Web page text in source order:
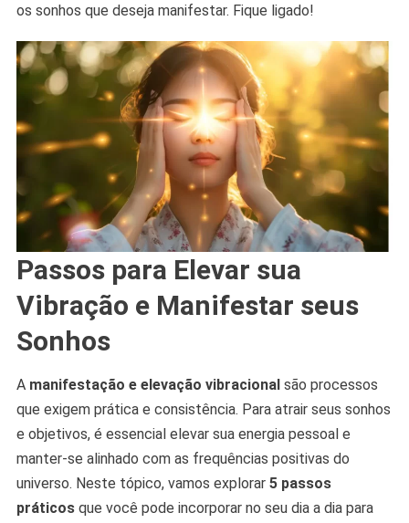
os sonhos que deseja manifestar. Fique ligado!
Passos para Elevar sua
Vibração e Manifestar seus
Sonhos
A manifestação e elevação vibracional são processos
que exigem prática e consistência. Para atrair seus sonhos
e objetivos, é essencial elevar sua energia pessoal e
manter-se alinhado com as frequências positivas do
universo. Neste tópico, vamos explorar 5 passos
práticosque você pode incorporar no seu dia a dia para